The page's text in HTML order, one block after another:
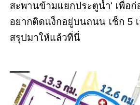
สะพานข้ามแยกประตูน้ำ' เพื่อก่
อยากติดแง็กอยู่บนถนน เช็ก 5
สรุปมาให้แล้วที่นี่